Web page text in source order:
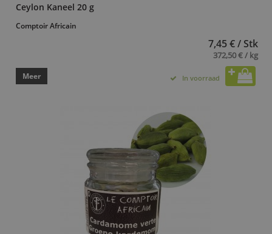
Ceylon Kaneel 20 g
Comptoir Africain
7,45 € / Stk
372,50 € / kg
Meer In voorraad